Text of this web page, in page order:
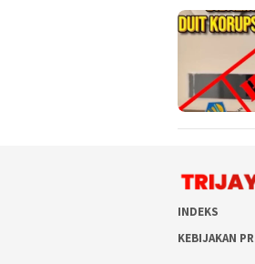
INDEKS
KEBIJAKAN